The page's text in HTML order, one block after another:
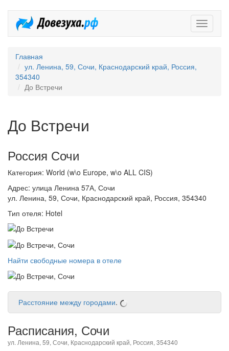
Главная
ул. Ленина, 59, Сочи, Краснодарский край, Россия,
354340
До Встречи
До Встречи
Россия Сочи
Категория: World (w\o Europe, w\o ALL CIS)
Адрес: улица Ленина 57А, Сочи
ул. Ленина, 59, Сочи, Краснодарский край, Россия, 354340
Тип отеля: Hotel
Найти свободные номера в отеле
Расстояние между городами.
Расписания, Сочи
ул. Ленина, 59, Сочи, Краснодарский край, Россия, 354340